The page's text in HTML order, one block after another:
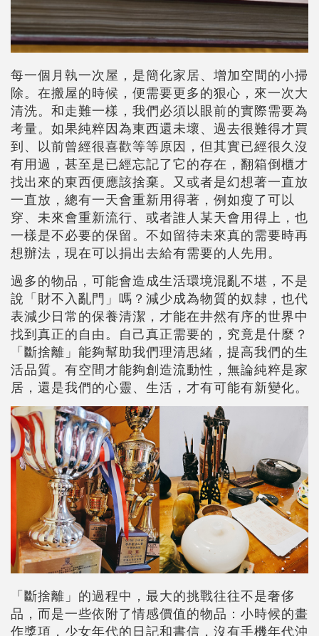
每一個月執一次屋，是簡化家居、增加空間的小掃
除。在搬屋的時候，便需要更多的狠心，來一次大
清洗。和走難一樣，我們必須以眼前的實際需要為
考量。如果純粹因為東西還未壞、過去很難得才買
到、以前曾經很喜歡等等原因，但其實已經很久沒
有用過，甚至是已經忘記了它的存在，翻箱倒櫃才
找出來的東西便應該捨棄。又或者是幻想著一直放
一直放，總有一天會重新用得著，例如瘦了可以
穿、未來會重新流行、或者誰人某天會用得上，也
一樣是不必要的保留。不如留待未來真的需要時再
想辦法，現在可以捐出去給有需要的人先用。
過多的物品，可能會造成生活環境混亂不堪，不是
說「財不入亂門」嗎？減少成為物質的奴隸，也代
表減少日常的保養清潔，才能在井然有序的世界中
找到真正的自由。自己真正需要的，究竟是什麼？
「斷捨離」能夠幫助我們理清思緒，提高我們的生
活品質。有空間才能夠創造流動性，無論純粹是家
居，還是我們的心靈、生活，才有可能有新變化。
「斷捨離」的過程中，最大的挑戰往往不是奢侈
品，而是一些依附了情感價值的物品：小時候的畫
作獎項，少女年代的日記和書信，沒有手機年代沖